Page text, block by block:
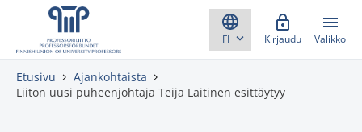
Skippaa sisältö
Kirjaudu Valikko
Etusivu
Ajankohtaista
Liiton uusi puheenjohtaja Teija Laitinen esittäytyy